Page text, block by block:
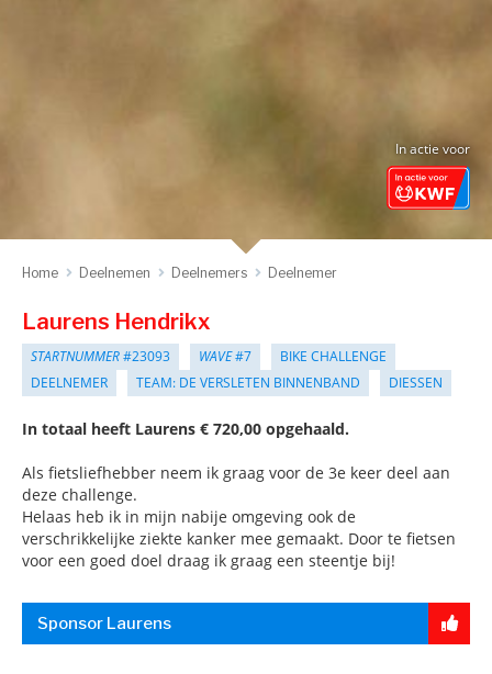
In actie voor
Home Deelnemen Deelnemers Deelnemer
Laurens Hendrikx
STARTNUMMER#23093 WAVE#7
BIKE CHALLENGE
DEELNEMER
TEAM: DE VERSLETEN BINNENBAND DIESSEN
In totaal heeft Laurens € 720,00 opgehaald.
Als fietsliefhebber neem ik graag voor de 3e keer deel aan
deze challenge.
Helaas heb ik in mijn nabije omgeving ook de
verschrikkelijke ziekte kanker mee gemaakt. Door te fietsen
voor een goed doel draag ik graag een steentje bij!
Sponsor Laurens